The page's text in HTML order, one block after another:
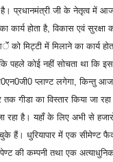
प्रधानमंत्री जी के नेतृत्व में
कार्य होता है, विकास एवं सुरक्षा
मिट्टी में मिलाने का कार्य
पहले कोई नहीं सोचता था कि इस
प्लाण्ट लगेगा, किन्तु
तक गीडा का विस्तार किया जा
रहा है। यहाँ के लिए अभी से
हैं। धुरियापार में एक सीमेण्ट
की कम्पनी तथा एक अत्याधुनिक